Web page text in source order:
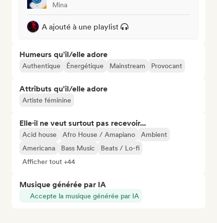
Mina
A ajouté à une playlist
Humeurs qu’il/elle adore
Authentique Énergétique Mainstream Provocant
Attributs qu'il/elle adore
Artiste féminine
Elle·il ne veut surtout pas recevoir...
Acid house Afro House / Amapiano
Ambient
Americana
Bass Music
Beats / Lo-fi
Afficher tout +44
Musique générée par IA
Accepte la musique générée par IA